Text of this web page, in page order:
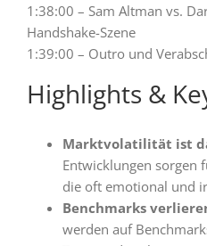
1:38:00 – Sam Altman vs.
Handshake-Szene
1:39:00 – Outro und
Highlights &
Marktvolatilität ist
Entwicklungen sorgen
die oft emotional und
Benchmarks
werden auf